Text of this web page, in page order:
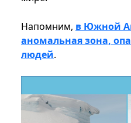
Напомним, в Южной
аномальная зона,
людей.